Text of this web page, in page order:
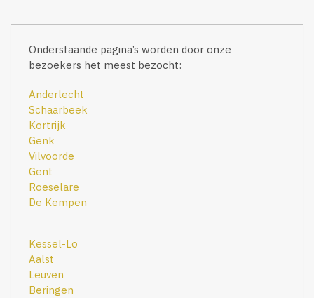
Onderstaande pagina’s worden door onze
bezoekers het meest bezocht:
Anderlecht
Schaarbeek
Kortrijk
Genk
Vilvoorde
Gent
Roeselare
De Kempen
Kessel-Lo
Aalst
Leuven
Beringen